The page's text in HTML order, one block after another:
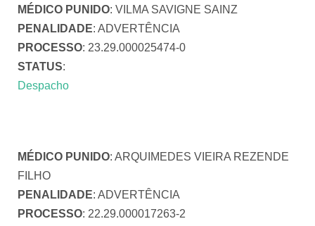
MÉDICO PUNIDO: VILMA SAVIGNE SAINZ
PENALIDADE: ADVERTÊNCIA
PROCESSO: 23.29.000025474-0
STATUS:
Despacho
MÉDICO PUNIDO: ARQUIMEDES VIEIRA REZENDE
FILHO
PENALIDADE: ADVERTÊNCIA
PROCESSO: 22.29.000017263-2